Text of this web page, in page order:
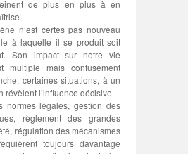
de plus en plus à en
n’est certes pas nouveau
à laquelle il se produit soit
Son impact sur notre vie
multiple mais confusément
certaines situations, à un
révèlent l’influence décisive.
normes légales, gestion des
règlement des grandes
régulation des mécanismes
toujours davantage